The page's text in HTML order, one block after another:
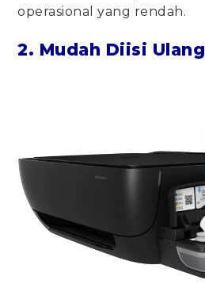
operasional yang rendah.
2. Mudah Diisi Ulang